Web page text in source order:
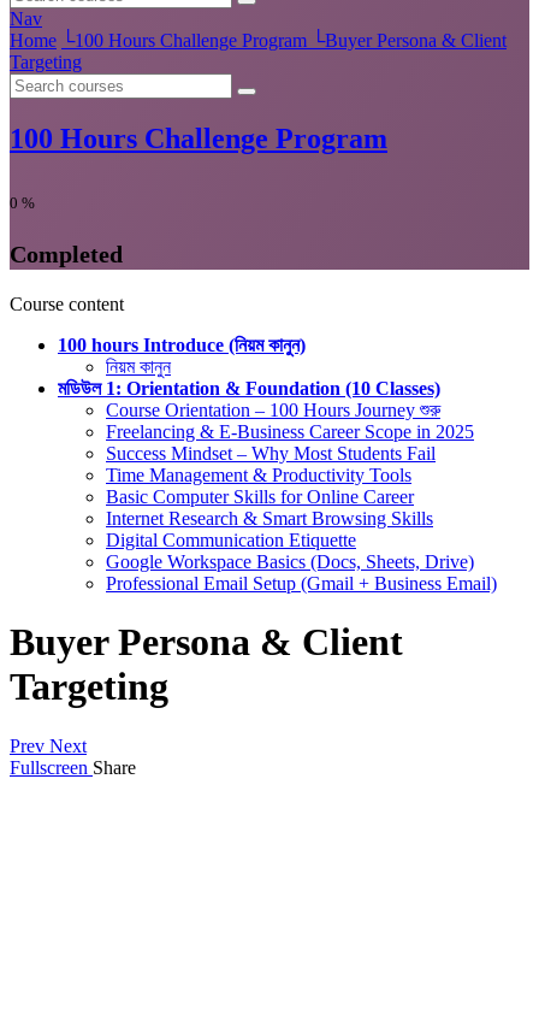
Nav
Home └100 Hours Challenge Program └Buyer Persona & Client
Targeting
100 Hours Challenge Program
0 %
Completed
Course content
100 hours Introduce (নিয়ম কানুন)
নিয়ম কানুন
মডিউল 1: Orientation & Foundation (10 Classes)
Course Orientation – 100 Hours Journey শুরু
Freelancing & E-Business Career Scope in 2025
Success Mindset – Why Most Students Fail
Time Management & Productivity Tools
Basic Computer Skills for Online Career
Internet Research & Smart Browsing Skills
Digital Communication Etiquette
Google Workspace Basics (Docs, Sheets, Drive)
Professional Email Setup (Gmail + Business Email)
Buyer Persona & Client
Targeting
Prev Next
Fullscreen Share